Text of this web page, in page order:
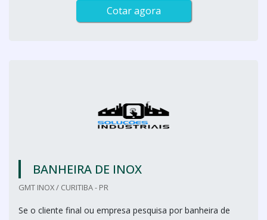
Cotar agora
BANHEIRA DE INOX
GMT INOX / CURITIBA - PR
Se o cliente final ou empresa pesquisa por banheira de